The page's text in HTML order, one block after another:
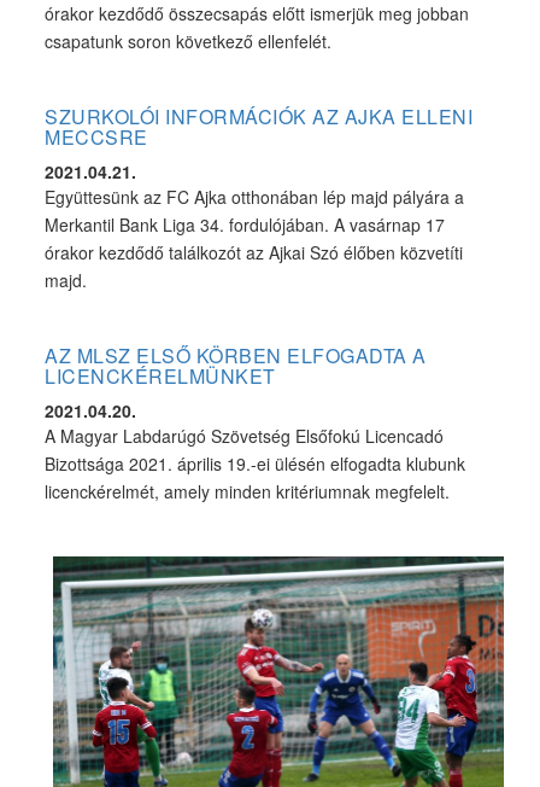
órakor kezdődő összecsapás előtt ismerjük meg jobban
csapatunk soron következő ellenfelét.
SZURKOLÓI INFORMÁCIÓK AZ AJKA ELLENI
MECCSRE
2021.04.21.
Együttesünk az FC Ajka otthonában lép majd pályára a
Merkantil Bank Liga 34. fordulójában. A vasárnap 17
órakor kezdődő találkozót az Ajkai Szó élőben közvetíti
majd.
AZ MLSZ ELSŐ KÖRBEN ELFOGADTA A
LICENCKÉRELMÜNKET
2021.04.20.
A Magyar Labdarúgó Szövetség Elsőfokú Licencadó
Bizottsága 2021. április 19.-ei ülésén elfogadta klubunk
licenckérelmét, amely minden kritériumnak megfelelt.